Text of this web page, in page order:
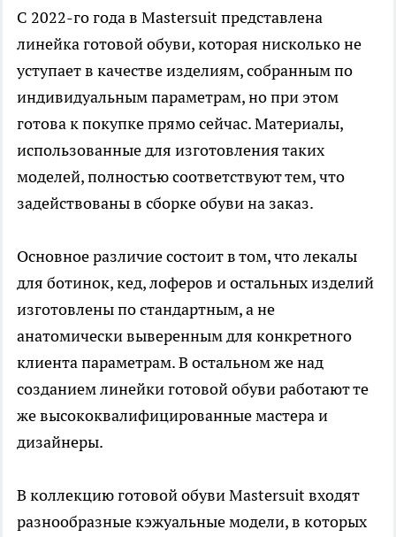
С 2022-го года в Mastersuit представлена
линейка готовой обуви, которая нисколько не
уступает в качестве изделиям, собранным по
индивидуальным параметрам, но при этом
готова к покупке прямо сейчас. Материалы,
использованные для изготовления таких
моделей, полностью соответствуют тем, что
задействованы в сборке обуви на заказ.
Основное различие состоит в том, что лекалы
для ботинок, кед, лоферов и остальных изделий
изготовлены по стандартным, а не
анатомически выверенным для конкретного
клиента параметрам. В остальном же над
созданием линейки готовой обуви работают те
же высококвалифицированные мастера и
дизайнеры.
В коллекцию готовой обуви Mastersuit входят
разнообразные кэжуальные модели, в которых